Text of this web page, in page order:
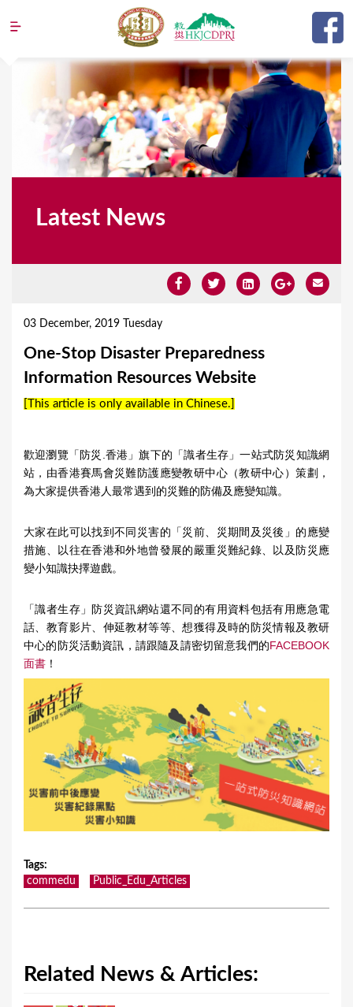
Jump to navigation
Latest News
03 December, 2019 Tuesday
One-Stop Disaster Preparedness
Information Resources Website
[This article is only available in Chinese.]
歡迎瀏覽「防災.香港」旗下的「識者生存」一站式防災知識網
站，由香港賽馬會災難防護應變教研中心（教研中心）策劃，
為大家提供香港人最常遇到的災難的防備及應變知識。
大家在此可以找到不同災害的「災前、災期間及災後」的應變
措施、以往在香港和外地曾發展的嚴重災難紀錄、以及防災應
變小知識抉擇遊戲。
「識者生存」防災資訊網站還不同的有用資料包括有用應急電
話、教育影片、伸延教材等等、想獲得及時的防災情報及教研
中心的防災活動資訊，請跟隨及請密切留意我們的FACEBOOK
面書 ！
Tags:
commedu
Public_Edu_Articles
Related News & Articles: